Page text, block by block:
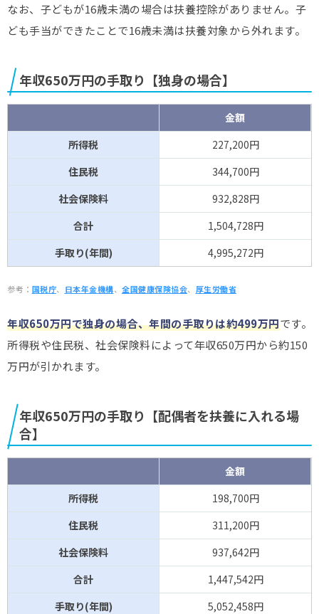
なお、子どもが16歳未満の場合は扶養控除がありません。子
ども手当ができたことで16歳未満は扶養対象から外れます。
年収650万円の手取り【独身の場合】
金額
所得税
227,200円
住民税
344,700円
社会保険料
932,828円
合計
1,504,728円
手取り(年間)
4,995,272円
参考： 国税庁、 日本年金機構、 全国健康保険協会、 厚生労働省
年収650万円で独身の場合、年間の手取りは約499万円です。
所得税や住民税、社会保険料によって年収650万円から約150
万円が引かれます。
年収650万円の手取り【配偶者を扶養に入れる場
合】
金額
所得税
198,700円
住民税
311,200円
社会保険料
937,642円
合計
1,447,542円
手取り(年間)
5,052,458円